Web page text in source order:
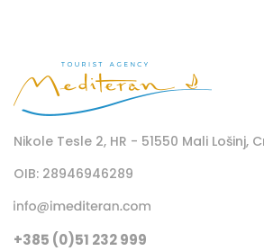
Nikole Tesle 2, HR - 51550 Mali Lošinj,
OIB: 28946946289
+385 (0)51 232 999